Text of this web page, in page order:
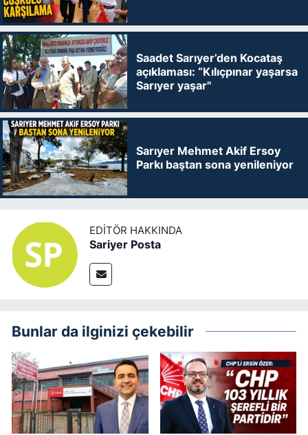
Saadet Sarıyer’den Kocataş
açıklaması: “Kılıçpınar yaşarsa
Sarıyer yaşar"
Sarıyer Mehmet Akif Ersoy
Parkı baştan sona yenileniyor
EDITÖR HAKKINDA
Sariyer Posta
Bunlar da ilginizi çekebilir